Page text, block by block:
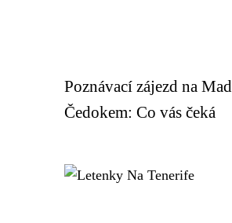
Poznávací zájezd na
Čedokem: Co vás čeká